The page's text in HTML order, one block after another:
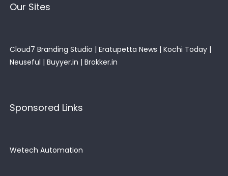
Our Sites
Cloud7 Branding Studio | Eratupetta News | Kochi Today |
Neuseful | Buyyer.in | Brokker.in
Sponsored Links
Wetech Automation